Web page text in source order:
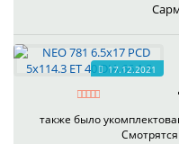
17.12.2021
также было